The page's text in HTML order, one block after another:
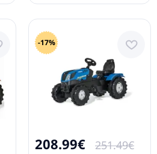
-17%
208.99€ 251.49€